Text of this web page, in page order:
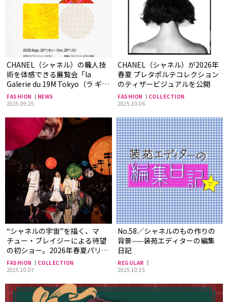
CHANEL（シャネル）の職人技
術を体感できる展覧会「la
Galerie du 19M Tokyo（ラ ギャ
ルリー デュ ディズヌフエム
トーキョー）」が開催！
FASHION
NEWS
2025.09.25
CHANEL（シャネル）が2026年
春夏 プレタポルテコレクション
のティザービジュアルを公開
FASHION
COLLECTION
2025.10.06
“シャネルの宇宙”を描く、マ
チュー・ブレイジーによる待望
の初ショー。2026年春夏パリ・
ファッションウィークより
FASHION
COLLECTION
2025.10.07
No.58／シャネルのもの作りの
背景——装苑エディターの編集
日記
REGULAR
2025.10.15